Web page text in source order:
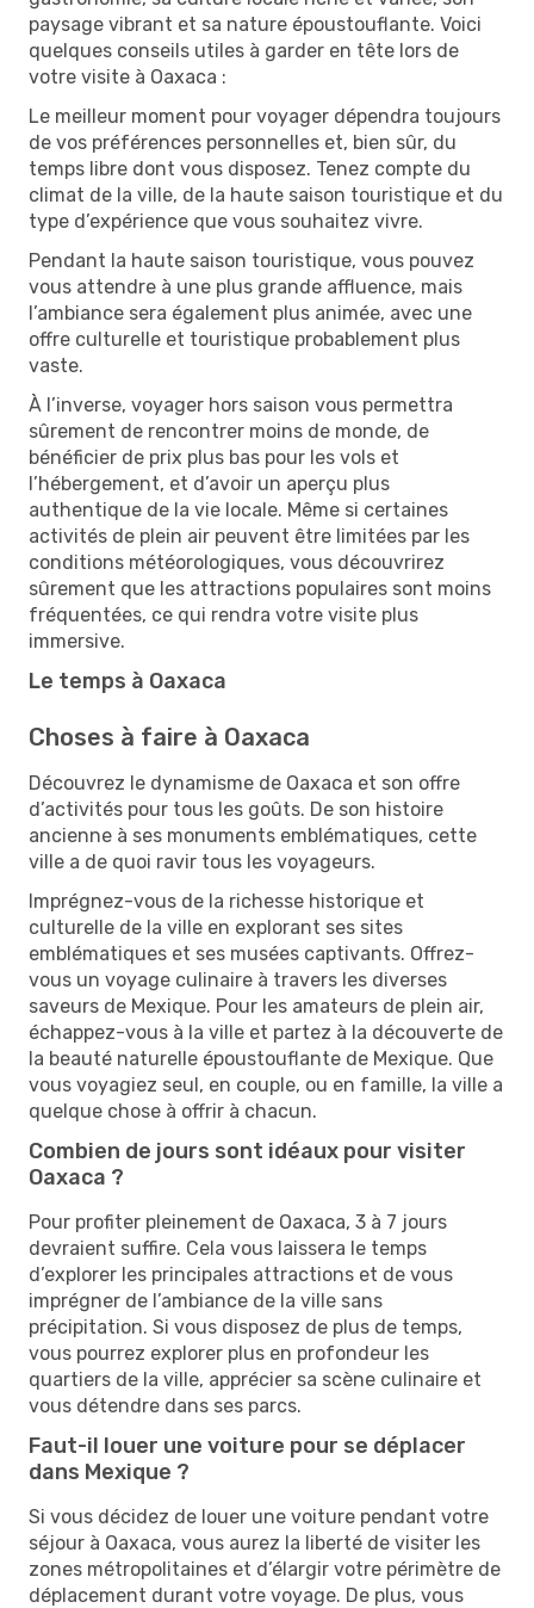
paysage vibrant et sa nature époustouflante. Voici
quelques conseils utiles à garder en tête lors de
votre visite à Oaxaca :
Le meilleur moment pour voyager dépendra toujours
de vos préférences personnelles et, bien sûr, du
temps libre dont vous disposez. Tenez compte du
climat de la ville, de la haute saison touristique et du
type d’expérience que vous souhaitez vivre.
Pendant la haute saison touristique, vous pouvez
vous attendre à une plus grande affluence, mais
l’ambiance sera également plus animée, avec une
offre culturelle et touristique probablement plus
vaste.
À l’inverse, voyager hors saison vous permettra
sûrement de rencontrer moins de monde, de
bénéficier de prix plus bas pour les vols et
l’hébergement, et d’avoir un aperçu plus
authentique de la vie locale. Même si certaines
activités de plein air peuvent être limitées par les
conditions météorologiques, vous découvrirez
sûrement que les attractions populaires sont moins
fréquentées, ce qui rendra votre visite plus
immersive.
Le temps à Oaxaca
Choses à faire à Oaxaca
Découvrez le dynamisme de Oaxaca et son offre
d’activités pour tous les goûts. De son histoire
ancienne à ses monuments emblématiques, cette
ville a de quoi ravir tous les voyageurs.
Imprégnez-vous de la richesse historique et
culturelle de la ville en explorant ses sites
emblématiques et ses musées captivants. Offrez-
vous un voyage culinaire à travers les diverses
saveurs de Mexique. Pour les amateurs de plein air,
échappez-vous à la ville et partez à la découverte de
la beauté naturelle époustouflante de Mexique. Que
vous voyagiez seul, en couple, ou en famille, la ville a
quelque chose à offrir à chacun.
Combien de jours sont idéaux pour visiter
Oaxaca ?
Pour profiter pleinement de Oaxaca, 3 à 7 jours
devraient suffire. Cela vous laissera le temps
d’explorer les principales attractions et de vous
imprégner de l’ambiance de la ville sans
précipitation. Si vous disposez de plus de temps,
vous pourrez explorer plus en profondeur les
quartiers de la ville, apprécier sa scène culinaire et
vous détendre dans ses parcs.
Faut-il louer une voiture pour se déplacer
dans Mexique ?
Si vous décidez de louer une voiture pendant votre
séjour à Oaxaca, vous aurez la liberté de visiter les
zones métropolitaines et d’élargir votre périmètre de
déplacement durant votre voyage. De plus, vous